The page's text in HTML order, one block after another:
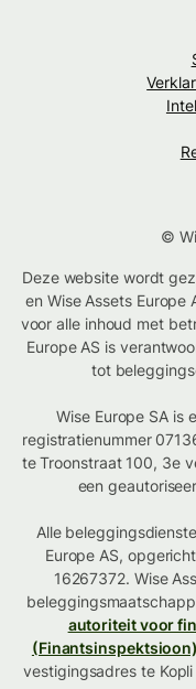
©
Deze website wordt
en Wise Assets Europe
voor alle inhoud met
Europe AS is
tot
Wise Europe SA is
registratienummer
te Troonstraat 100, 3e
een
Alle
Europe AS,
16267372. Wise
autoriteit voor
(Finantsinspektsioon)
vestigingsadres te